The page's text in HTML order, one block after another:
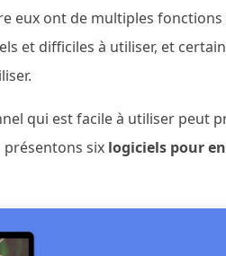
eux ont de multiples fonctions
et difficiles à utiliser, et
qui est facile à utiliser peut
présentons six logiciels pour